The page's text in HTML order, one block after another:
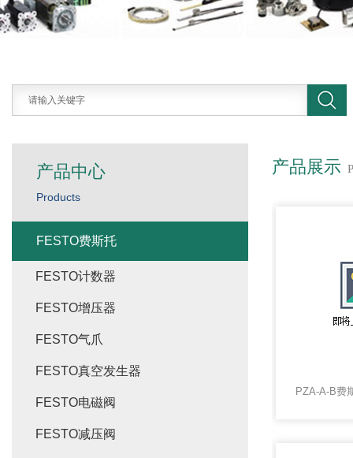
产品展示
产品中心
Products
FESTO费斯托
FESTO计数器
FESTO增压器
FESTO气爪
FESTO真空发生器
FESTO电磁阀
FESTO减压阀